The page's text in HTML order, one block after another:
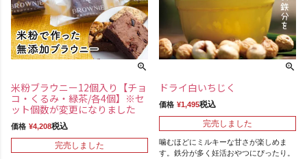
米粉ブラウニー12個入り【チョ
コ・くるみ・緑茶/各4個】※セ
ット個数が変更になりました
価格 ¥4,208税込
完売しました
ドライ白いちじく
価格 ¥1,495税込
完売しました
噛むほどにミルキーな甘さが楽しめま
す。鉄分が多く妊活おやつにぴったり。